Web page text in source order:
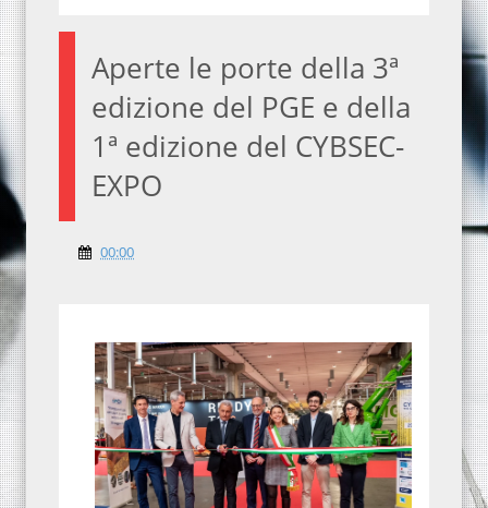
Aperte le porte della 3ª
edizione del PGE e della
1ª edizione del CYBSEC-
EXPO
00:00